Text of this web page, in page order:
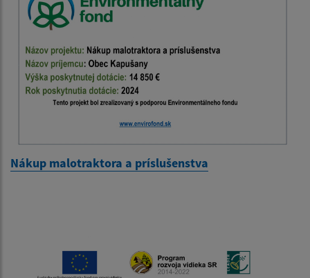
Nákup malotraktora a príslušenstva